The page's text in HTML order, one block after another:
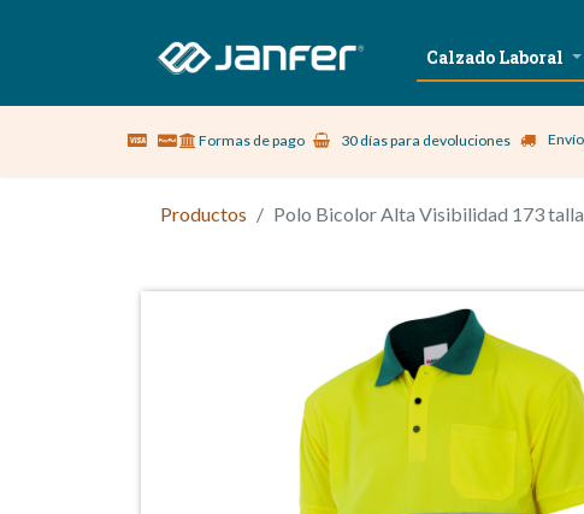
Sobre nosotros Vestuario Laboral Calzado Laboral
Formas de pago 30 días para devoluciones
Productos Polo Bicolor Alta Visibilidad 173